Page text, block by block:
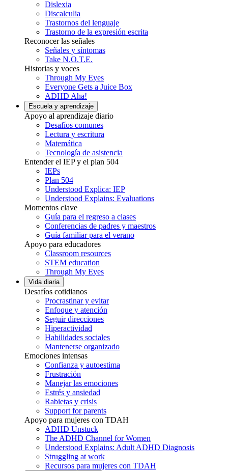
Dislexia
Discalculia
Trastornos del lenguaje
Trastorno de la expresión escrita
Reconocer las señales
Señales y síntomas
Take N.O.T.E.
Historias y voces
Through My Eyes
Everyone Gets a Juice Box
ADHD Aha!
Escuela y aprendizaje
Apoyo al aprendizaje diario
Desafíos comunes
Lectura y escritura
Matemática
Tecnología de asistencia
Entender el IEP y el plan 504
IEPs
Plan 504
Understood Explica: IEP
Understood Explains: Evaluations
Momentos clave
Guía para el regreso a clases
Conferencias de padres y maestros
Guía familiar para el verano
Apoyo para educadores
Classroom resources
STEM education
Through My Eyes
Vida diaria
Desafíos cotidianos
Procrastinar y evitar
Enfoque y atención
Seguir direcciones
Hiperactividad
Habilidades sociales
Mantenerse organizado
Emociones intensas
Confianza y autoestima
Frustración
Manejar las emociones
Estrés y ansiedad
Rabietas y crisis
Support for parents
Apoyo para mujeres con TDAH
ADHD Unstuck
The ADHD Channel for Women
Understood Explains: Adult ADHD Diagnosis
Struggling at work
Recursos para mujeres con TDAH